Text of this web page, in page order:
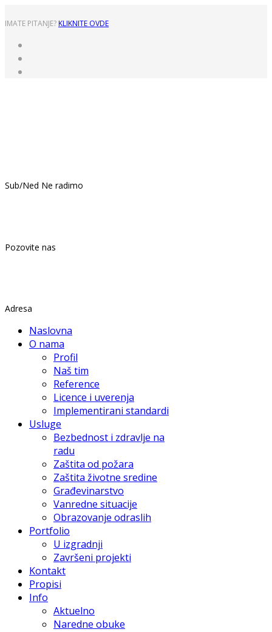
IMATE PITANJE? KLIKNITE OVDE
Sub/Ned Ne radimo
Pozovite nas
Adresa
Naslovna
O nama
Profil
Naš tim
Reference
Licence i uverenja
Implementirani standardi
Usluge
Bezbednost i zdravlje na
radu
Zaštita od požara
Zaštita životne sredine
Građevinarstvo
Vanredne situacije
Obrazovanje odraslih
Portfolio
U izgradnji
Završeni projekti
Kontakt
Propisi
Info
Aktuelno
Naredne obuke